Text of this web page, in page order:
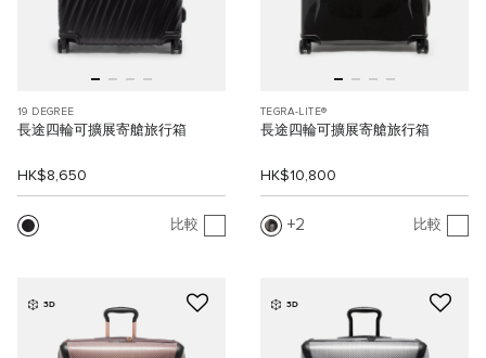
19 DEGREE
長途四輪可擴展寄艙旅行箱
HK$8,650
比較
TEGRA-LITE®
長途四輪可擴展寄艙旅行箱
HK$10,800
2 比較
3D 3D